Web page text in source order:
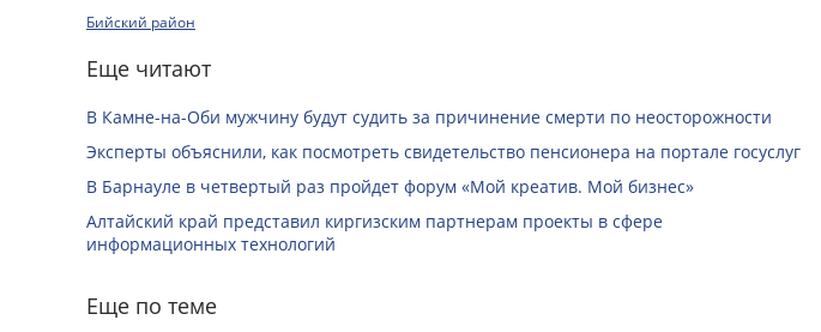
Бийский район
Еще читают
В Камне-на-Оби мужчину будут судить за причинение смерти по неосторожности
Эксперты объяснили, как посмотреть свидетельство пенсионера на портале госуслуг
В Барнауле в четвертый раз пройдет форум «Мой креатив. Мой бизнес»
Алтайский край представил киргизским партнерам проекты в сфере
информационных технологий
Еще по теме